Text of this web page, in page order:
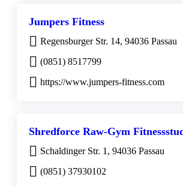
Jumpers Fitness
Regensburger Str. 14, 94036 Passau
(0851) 8517799
https://www.jumpers-fitness.com
Shredforce Raw-Gym
Schaldinger Str. 1, 94036 Passau
(0851) 37930102